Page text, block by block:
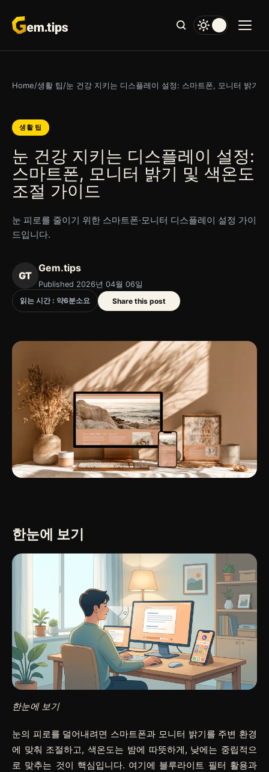
문
로
뛰
Home/생활 팁/눈 건강 지키는 디스플레이 설정: 스마트폰, 모니터 밝기
생활 팁
눈 건강 지키는 디스플레이 설정:
스마트폰, 모니터 밝기 및 색온도
조절 가이드
눈 피로를 줄이기 위한 스마트폰·모니터 디스플레이 설정 가이
드입니다.
GT
Gem.tips
Published 2026년 04월 06일
읽는 시간 : 약6분소요 Share this post
한눈에 보기
한눈에 보기
눈의 피로를 덜어내려면 스마트폰과 모니터 밝기를 주변 환경
에 맞춰 조절하고, 색온도는 밤에 따뜻하게, 낮에는 중립적으
로 맞추는 것이 핵심입니다. 여기에 블루라이트 필터 활용과